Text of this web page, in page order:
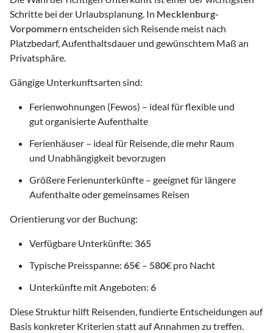
Schritte bei der Urlaubsplanung. In Mecklenburg-
Vorpommernentscheiden sich Reisende meist nach
Platzbedarf, Aufenthaltsdauer und gewünschtem Maß an
Privatsphäre.
Gängige Unterkunftsarten sind:
Ferienwohnungen (Fewos) – ideal für flexible und
gut organisierte Aufenthalte
Ferienhäuser – ideal für Reisende, die mehr Raum
und Unabhängigkeit bevorzugen
Größere Ferienunterkünfte – geeignet für längere
Aufenthalte oder gemeinsames Reisen
Orientierung vor der Buchung:
Verfügbare Unterkünfte: 365
Typische Preisspanne: 65€ – 580€ pro Nacht
Unterkünfte mit Angeboten: 6
Diese Struktur hilft Reisenden, fundierte Entscheidungen auf
Basis konkreter Kriterien statt auf Annahmen zu treffen.